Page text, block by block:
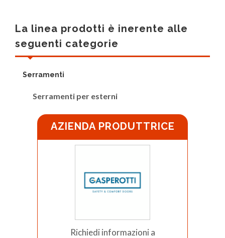
La linea prodotti è inerente alle
seguenti categorie
Serramenti
Serramenti per esterni
AZIENDA PRODUTTRICE
Richiedi informazioni a